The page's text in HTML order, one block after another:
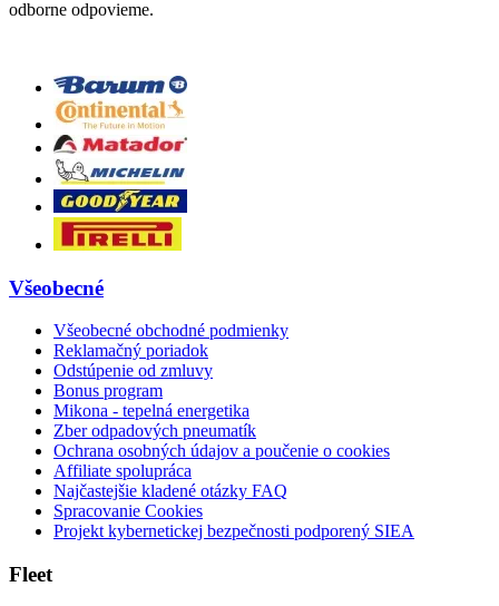
odborne odpovieme.
Všeobecné
Všeobecné obchodné podmienky
Reklamačný poriadok
Odstúpenie od zmluvy
Bonus program
Mikona - tepelná energetika
Zber odpadových pneumatík
Ochrana osobných údajov a poučenie o cookies
Affiliate spolupráca
Najčastejšie kladené otázky FAQ
Spracovanie Cookies
Projekt kybernetickej bezpečnosti podporený SIEA
Fleet